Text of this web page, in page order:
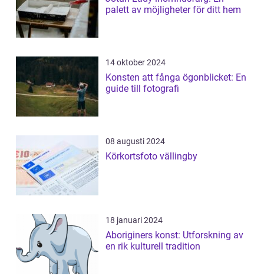
palett av möjligheter för ditt hem
14 oktober 2024
Konsten att fånga ögonblicket: En
guide till fotografi
08 augusti 2024
Körkortsfoto vällingby
18 januari 2024
Aboriginers konst: Utforskning av
en rik kulturell tradition